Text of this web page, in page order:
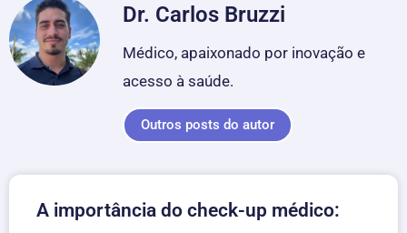
Dr. Carlos Bruzzi
Médico, apaixonado por inovação e
acesso à saúde.
Outros posts do autor
A importância do check-up médico: